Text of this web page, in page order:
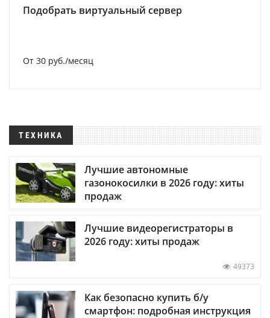
Подобрать виртуальный сервер
От 30 руб./месяц
ТЕХНИКА
Лучшие автономные
газонокосилки в 2026 году: хиты
продаж
Лучшие видеорегистраторы в
2026 году: хиты продаж
49373
Как безопасно купить б/у
смартфон: подробная инструкция